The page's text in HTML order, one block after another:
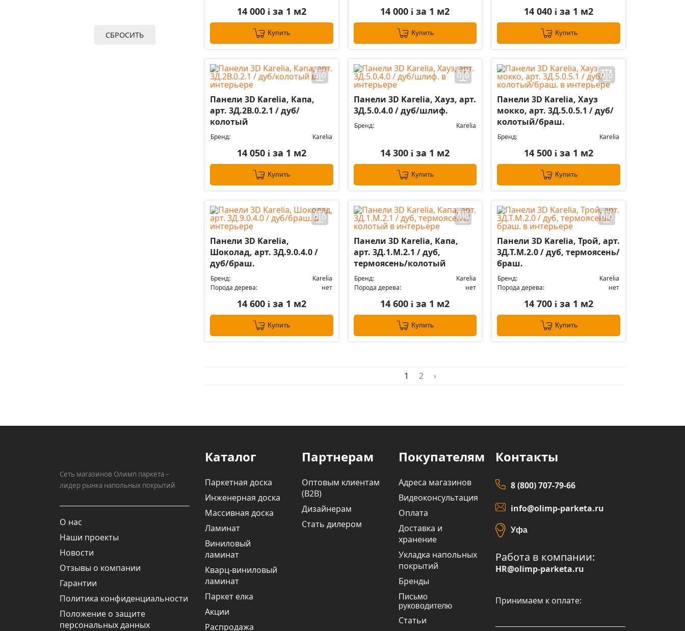
СБРОСИТЬ
14 000 i за 1 м2
Купить
14 000i за 1 м2
Купить
14 040i за 1 м2
Купить
Панели 3D Karelia, Капа,
арт. 3Д.2В.0.2.1 / дуб/
колотый
Бренд: Karelia
14 050 i за 1 м2
Купить
Панели 3D Karelia, Хауз, арт.
3Д.5.0.4.0 / дуб/шлиф.
Бренд: Karelia
14 300i за 1 м2
Купить
Панели 3D Karelia, Хауз
мокко, арт. 3Д.5.0.5.1 / дуб/
колотый/браш.
Бренд: Karelia
14 500i за 1 м2
Купить
Панели 3D Karelia,
Шоколад, арт. 3Д.9.0.4.0 /
дуб/браш.
Бренд:
Karelia
Порода дерева:
нет
14 600 i за 1 м2
Купить
Панели 3D Karelia, Капа,
арт. 3Д.1.М.2.1 / дуб,
термоясень/колотый
Бренд:
Karelia
Порода дерева:
нет
14 600i за 1 м2
Купить
Панели 3D Karelia, Трой, арт.
3Д.Т.М.2.0 / дуб, термоясень/
браш.
Бренд:
Karelia
Порода дерева:
нет
14 700i за 1 м2
Купить
1 2 ›
Сеть магазинов Олимп паркета –
лидер рынка напольных покрытий
О нас
Наши проекты
Новости
Отзывы о компании
Гарантии
Политика конфиденциальности
Положение о защите
персональных данных
Каталог
Паркетная доска
Инженерная доска
Массивная доска
Ламинат
Виниловый
ламинат
Кварц-виниловый
ламинат
Паркет елка
Акции
Распродажа
Партнерам
Оптовым клиентам
(В2В)
Дизайнерам
Стать дилером
Покупателям
Адреса магазинов
Видеоконсультация
Оплата
Доставка и
хранение
Укладка напольных
покрытий
Бренды
Письмо
руководителю
Статьи
Контакты
8 (800) 707-79-66
info@olimp-parketa.ru
Уфа
Работа в компании:
HR@olimp-parketa.ru
Принимаем к оплате: